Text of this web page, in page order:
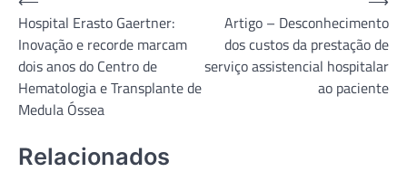
de
Post
Hospital Erasto Gaertner:
Inovação e recorde marcam
dois anos do Centro de
Hematologia e Transplante de
Medula Óssea
Artigo – Desconhecimento
dos custos da prestação de
serviço assistencial hospitalar
ao paciente
Relacionados